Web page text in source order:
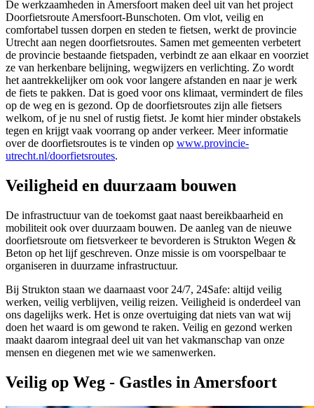
De werkzaamheden in Amersfoort maken deel uit van het project
Doorfietsroute Amersfoort-Bunschoten. Om vlot, veilig en
comfortabel tussen dorpen en steden te fietsen, werkt de provincie
Utrecht aan negen doorfietsroutes. Samen met gemeenten verbetert
de provincie bestaande fietspaden, verbindt ze aan elkaar en voorziet
ze van herkenbare belijning, wegwijzers en verlichting. Zo wordt
het aantrekkelijker om ook voor langere afstanden en naar je werk
de fiets te pakken. Dat is goed voor ons klimaat, vermindert de files
op de weg en is gezond. Op de doorfietsroutes zijn alle fietsers
welkom, of je nu snel of rustig fietst. Je komt hier minder obstakels
tegen en krijgt vaak voorrang op ander verkeer. Meer informatie
over de doorfietsroutes is te vinden op www.provincie-
utrecht.nl/doorfietsroutes.
Veiligheid en duurzaam bouwen
De infrastructuur van de toekomst gaat naast bereikbaarheid en
mobiliteit ook over duurzaam bouwen. De aanleg van de nieuwe
doorfietsroute om fietsverkeer te bevorderen is Strukton Wegen &
Beton op het lijf geschreven. Onze missie is om voorspelbaar te
organiseren in duurzame infrastructuur.
Bij Strukton staan we daarnaast voor 24/7, 24Safe: altijd veilig
werken, veilig verblijven, veilig reizen. Veiligheid is onderdeel van
ons dagelijks werk. Het is onze overtuiging dat niets van wat wij
doen het waard is om gewond te raken. Veilig en gezond werken
maakt daarom integraal deel uit van het vakmanschap van onze
mensen en diegenen met wie we samenwerken.
Veilig op Weg - Gastles in Amersfoort